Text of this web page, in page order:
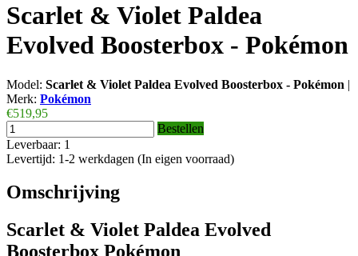
Scarlet & Violet Paldea
Evolved Boosterbox - Pokémon
Model: Scarlet & Violet Paldea Evolved Boosterbox - Pokémon |
Merk: Pokémon
€519,95
Bestellen
Leverbaar: 1
Levertijd: 1-2 werkdagen (In eigen voorraad)
Omschrijving
Scarlet & Violet Paldea Evolved
Boosterbox Pokémon